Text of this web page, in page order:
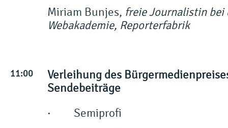
Miriam Bunjes, freie Journalistin bei
Webakademie, Reporterfabrik
11:00
Verleihung des
Sendebeiträge
· Semiprofi